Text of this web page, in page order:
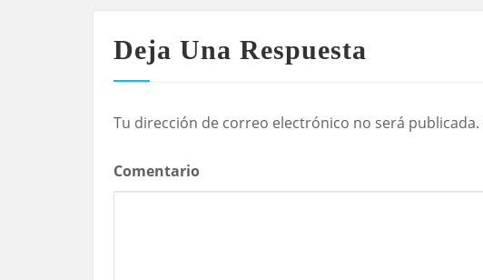
Deja Una Respuesta
Tu dirección de correo electrónico no será publicada.
Comentario